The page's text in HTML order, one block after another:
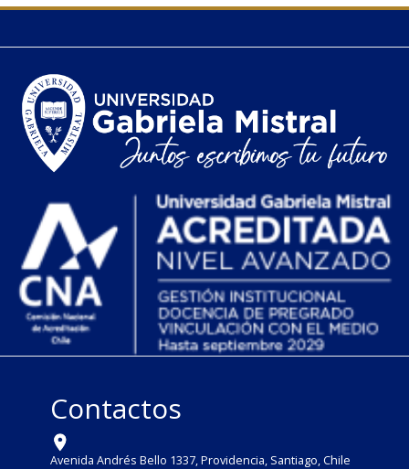
Contactos
Avenida Andrés Bello 1337, Providencia, Santiago, Chile